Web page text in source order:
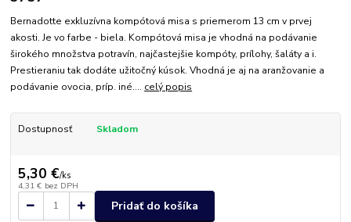
Bernadotte exkluzívna kompótová misa s priemerom 13 cm v prvej
akosti. Je vo farbe - biela. Kompótová misa je vhodná na podávanie
širokého množstva potravín, najčastejšie kompóty, prílohy, šaláty a i.
Prestieraniu tak dodáte užitočný kúsok. Vhodná je aj na aranžovanie a
podávanie ovocia, príp. iné.... celý popis
Dostupnosť Skladom
5,30 €/ks
4,31 € bez DPH
Pridať do košíka